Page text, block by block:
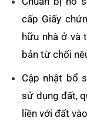
cấp Giấy
hữu nhà ở và
bản từ chối
Cập nhật bổ
sử dụng đất,
liền với đất